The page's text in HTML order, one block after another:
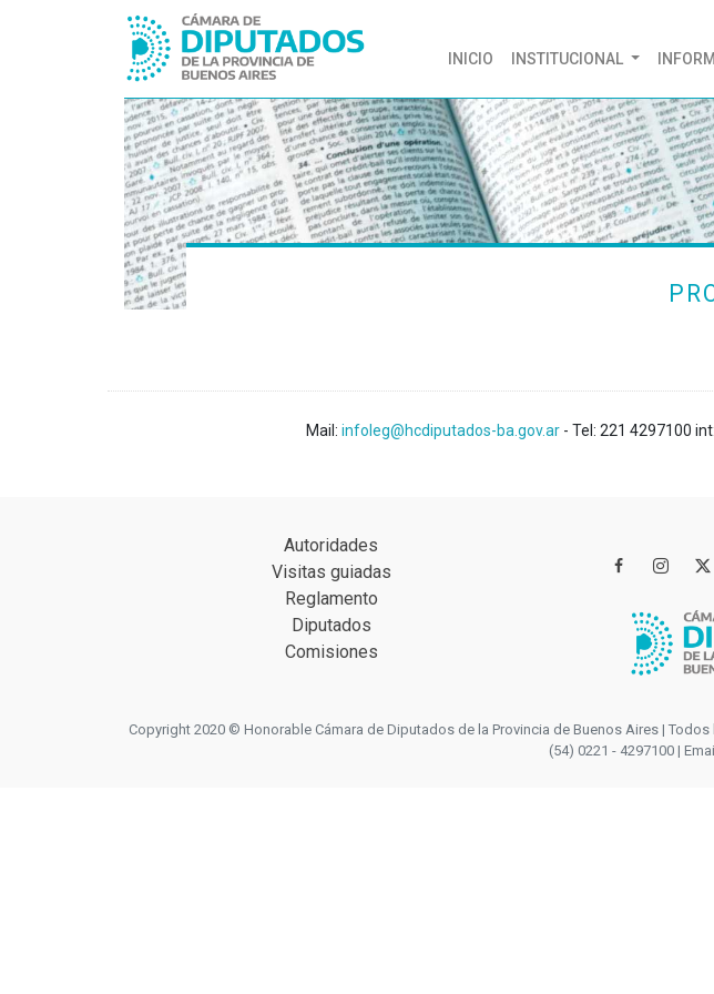
INICIO (CURRENT)
INSTITUCIONAL
Mail: infoleg@hcdiputados-ba.gov.ar - Tel: 221 4297100
Autoridades
Visitas guiadas
Reglamento
Diputados
Comisiones

Copyright 2020 © Honorable Cámara de Diputados de la Provincia de Buenos Aires |
(54) 0221 - 4297100 |